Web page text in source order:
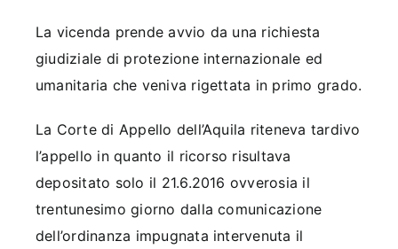
La vicenda prende avvio da una richiesta
giudiziale di protezione internazionale ed
umanitaria che veniva rigettata in primo grado.
La Corte di Appello dell’Aquila riteneva tardivo
l’appello in quanto il ricorso risultava
depositato solo il 21.6.2016 ovverosia il
trentunesimo giorno dalla comunicazione
dell’ordinanza impugnata intervenuta il